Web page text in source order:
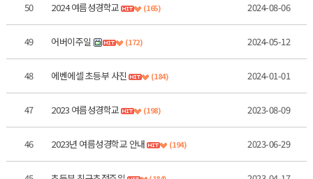
50 2024 여름성경학교 (165) 2024-08-06
49 어버이주일 (172) 2024-05-12
48 에벤에셀 초등부 사진 (184) 2024-01-01
47 2023 여름성경학교 (198) 2023-08-09
46 2023년 여름성경학교 안내 (194) 2023-06-29